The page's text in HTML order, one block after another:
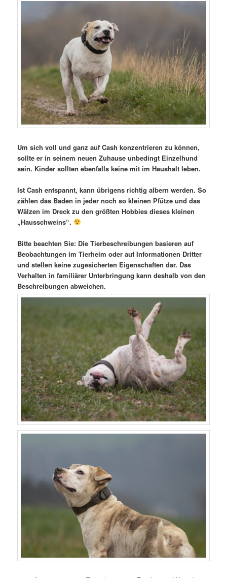
Um sich voll und ganz auf Cash konzentrieren zu können,
sollte er in seinem neuen Zuhause unbedingt Einzelhund
sein. Kinder sollten ebenfalls keine mit im Haushalt leben.
Ist Cash entspannt, kann übrigens richtig albern werden. So
zählen das Baden in jeder noch so kleinen Pfütze und das
Wälzen im Dreck zu den größten Hobbies dieses kleinen
„Hausschweins“.
Bitte beachten Sie: Die Tierbeschreibungen basieren auf
Beobachtungen im Tierheim oder auf Informationen Dritter
und stellen keine zugesicherten Eigenschaften dar. Das
Verhalten in familiärer Unterbringung kann deshalb von den
Beschreibungen abweichen.